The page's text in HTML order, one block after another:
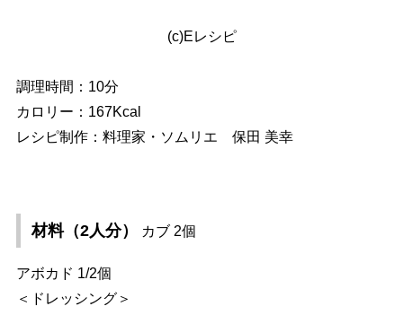
(c)Eレシピ
調理時間：10分
カロリー：167Kcal
レシピ制作：料理家・ソムリエ 保田 美幸
材料（2人分） カブ 2個
アボカド 1/2個
＜ドレッシング＞